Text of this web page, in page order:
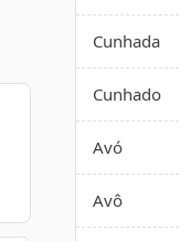
Cunhada
Cunhado
Avó
Avô